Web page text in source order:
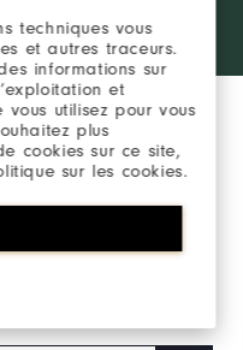
techniques vous
et autres traceurs.
informations sur
et
utilisez pour vous
plus
cookies sur ce site,
sur les cookies.
SE CONNECTER
marketing et
FootJoy.